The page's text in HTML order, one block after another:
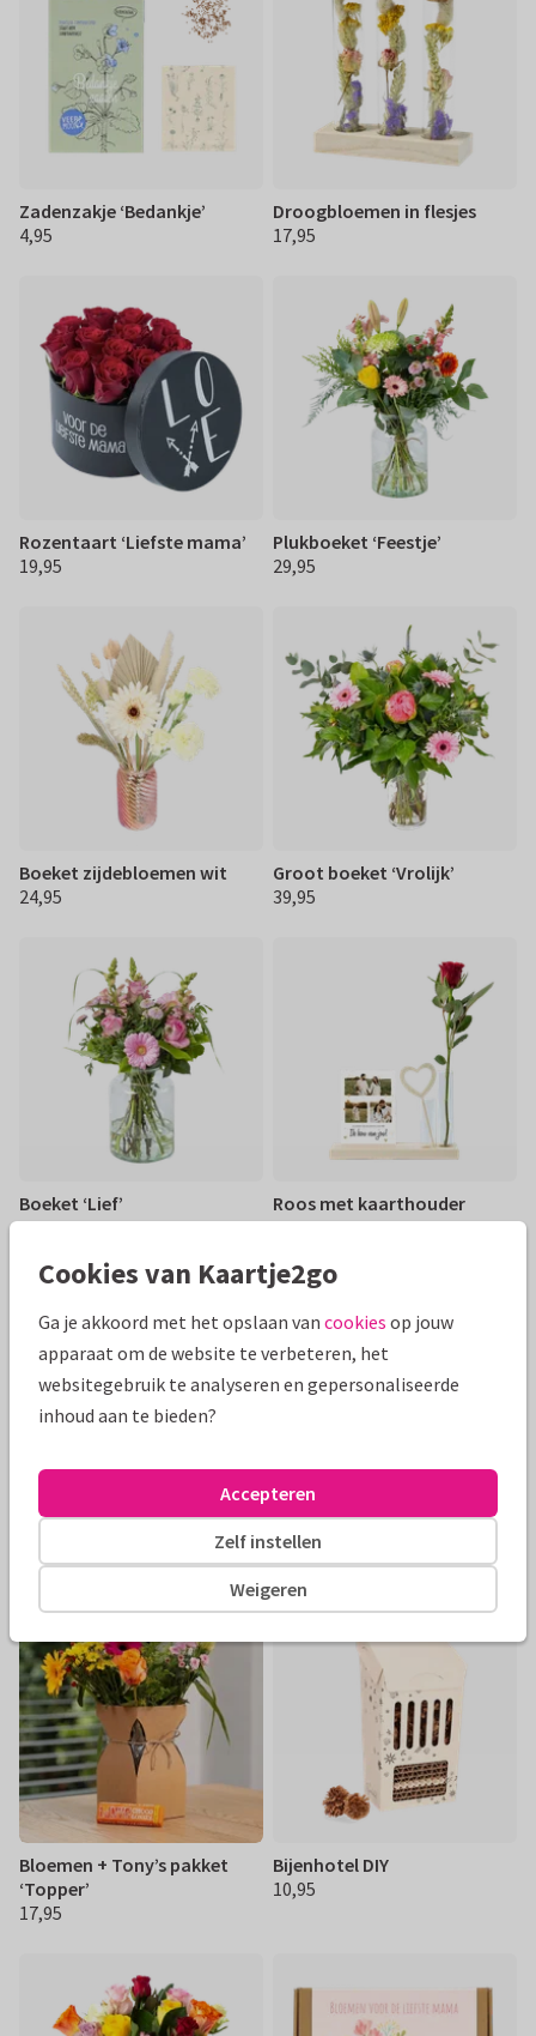
Zadenzakje ‘Bedankje’
€ 4,95
4,95
Droogbloemen in flesjes
€ 17,95
17,95
Rozentaart ‘Liefste mama’
€ 19,95
19,95
Plukboeket ‘Feestje’
€ 29,95
29,95
Boeket zijdebloemen wit
€ 24,95
24,95
Groot boeket ‘Vrolijk’
€ 39,95
39,95
Boeket ‘Lief’
34,95
Roos met kaarthouder
18,95
Zaadbommetjes ‘Lieve juf’
€ 5,95
5,95
Zijden bloemen roze
€ 22,95
22,95
Bloemen + Tony’s pakket
‘Topper’
€ 17,95
17,95
Bijenhotel DIY
€ 10,95
10,95
Cookies van Kaartje2go
Ga je akkoord met het opslaan van cookies op jouw
apparaat om de website te verbeteren, het
websitegebruik te analyseren en gepersonaliseerde
inhoud aan te bieden?
Weigeren
Zelf instellen
Accepteren